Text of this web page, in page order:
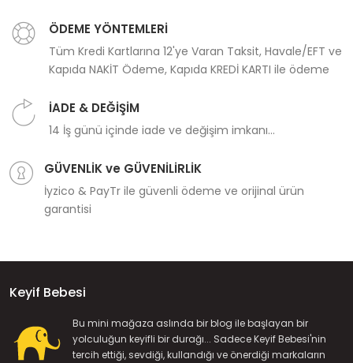
ÖDEME YÖNTEMLERİ
Tüm Kredi Kartlarına 12'ye Varan Taksit, Havale/EFT ve
Kapıda NAKİT Ödeme, Kapıda KREDİ KARTI ile ödeme
İADE & DEĞİŞİM
14 İş günü içinde iade ve değişim imkanı...
GÜVENLİK ve GÜVENİLİRLİK
İyzico & PayTr ile güvenli ödeme ve orijinal ürün
garantisi
Keyif Bebesi
Bu mini mağaza aslında bir blog ile başlayan bir
yolculuğun keyifli bir durağı... Sadece Keyif Bebesi'nin
tercih ettiği, sevdiği, kullandığı ve önerdiği markaların